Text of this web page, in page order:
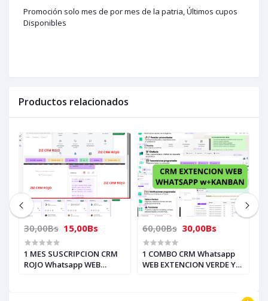
Promoción solo mes de por mes de la patria, Últimos cupos
Disponibles
Productos relacionados
30,00Bs 15,00Bs
1 MES SUSCRIPCION CRM
ROJO Whatsapp WEB
60,00Bs 30,00Bs
1 COMBO CRM Whatsapp
WEB EXTENCION VERDE Y